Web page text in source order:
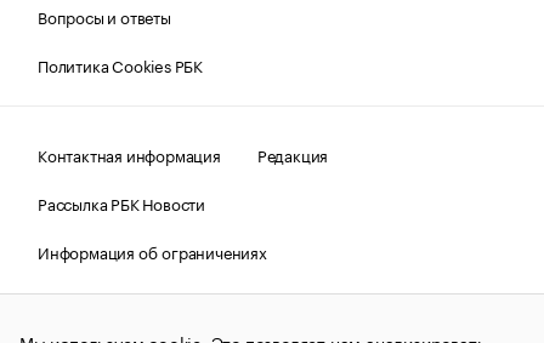
Вопросы и ответы
Политика Cookies РБК
Контактная информация
Редакция
Рассылка РБК Новости
Информация об ограничениях
Правовая информация
О соблюдении авторских прав